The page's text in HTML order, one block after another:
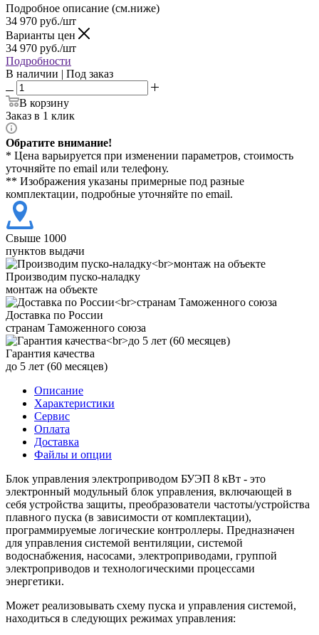
Подробное описание (см.ниже)
34 970 руб./шт
Варианты цен
34 970 руб./шт
Подробности
В наличии | Под заказ
В корзину
Заказ в 1 клик
Обратите внимание!
* Цена варьируется при изменении параметров, стоимость
уточняйте по email или телефону.
** Изображения указаны примерные под разные
комплектации, подробные уточняйте по email.
Свыше 1000
пунктов выдачи
Производим пуско-наладку
монтаж на объекте
Доставка по России
странам Таможенного союза
Гарантия качества
до 5 лет (60 месяцев)
Описание
Характеристики
Сервис
Оплата
Доставка
Файлы и опции
Блок управления электроприводом БУЭП 8 кВт - это
электронный модульный блок управления, включающей в
себя устройства защиты, преобразователи частоты/устройства
плавного пуска (в зависимости от комплектации),
программируемые логические контроллеры. Предназначен
для управления системой вентиляции, системой
водоснабжения, насосами, электроприводами, группой
электроприводов и технологическими процессами
энергетики.
Может реализовывать схему пуска и управления системой,
находиться в следующих режимах управления: